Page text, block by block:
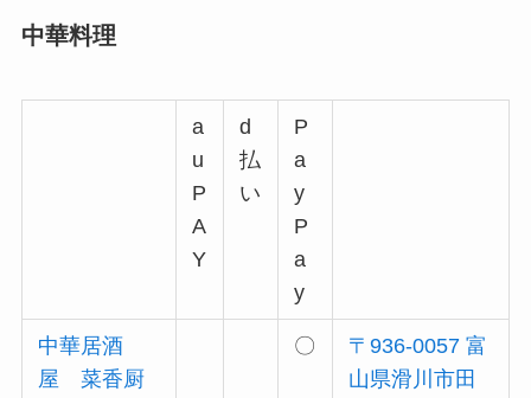
中華料理
a
u
P
A
Y
d
払
い
P
a
y
P
a
y
中華居酒
屋 菜香厨
〇
〒936-0057 富
山県滑川市田